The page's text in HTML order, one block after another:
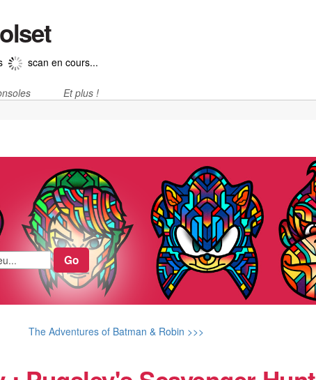
scan en cours...
Et plus !
The Adventures of Batman & Robin >>>